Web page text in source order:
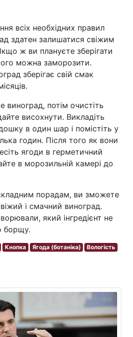
всіх необхідних правил
здатен залишатися свіжим
ж ви плануєте зберігати
можна заморозити.
зберігає свій смак
виноград, потім очистіть
висохнути. Викладіть
в один шар і помістіть у
годин. Після того як вони
ягоди в герметичний
в морозильній камері до
порадам, ви зможете
і смачний виноград.
який інгредієнт не
борщу.
Кнопка Ягода (ботаніка)
Вологість